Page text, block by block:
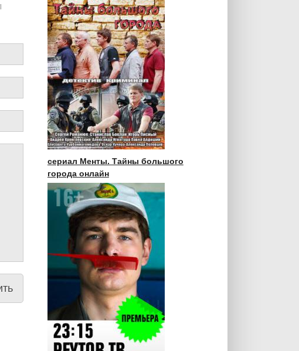
сериал Менты. Тайны большого
города онлайн